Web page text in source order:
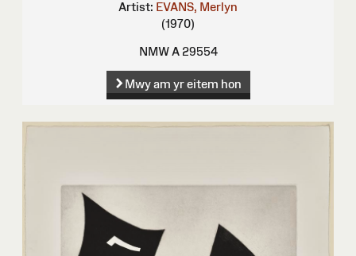
Artist: EVANS, Merlyn
(1970)
NMW A 29554
Mwy am yr eitem hon